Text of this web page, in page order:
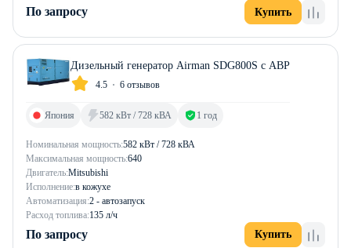
По запросу Купить
Дизельный генератор Airman SDG800S с АВР
4.5 6 отзывов
Номинальная мощность:582 кВт / 728 кВА
Максимальная мощность:640
Двигатель:Mitsubishi
Исполнение:в кожухе
Автоматизация:2 - автозапуск
Расход топлива:135 л/ч
Япония 582 кВт / 728 кВА 1 год
По запросу Купить